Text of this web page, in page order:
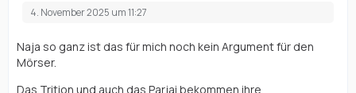
4. November 2025 um 11:27
Naja so ganz ist das für mich noch kein Argument für den
Mörser.
Das Trition und auch das Parjai bekommen ihre